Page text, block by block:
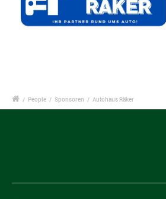
/ People / Sponsoren / Autohaus Räker